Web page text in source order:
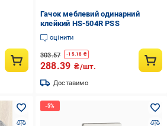
Гачок меблевий одинарний
клейкий HS-504R PSS
оцінити
303.57 -15.18 ₴
288.39 ₴/шт.
Доставимо